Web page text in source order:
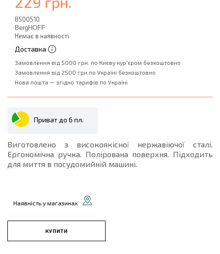
8500510
BergHOFF
Немає в наявності
Доставка
Замовлення від 5000 грн. по Києву кур'єром безкоштовно
Замовлення від 2500 грн.по Україні безкоштовно
Нова пошта — згідно тарифів по Україні
Приват до 6 пл.
Виготовлено з високоякісної нержавіючої сталі.
Ергономічна ручка. Полірована поверхня. Підходить
для миття в посудомийній машині.
Наявність у магазинах
КУПИТИ